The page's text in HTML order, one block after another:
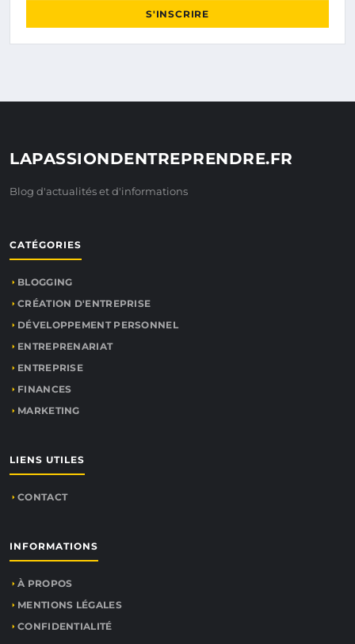
S'INSCRIRE
LAPASSIONDENTREPRENDRE.FR
Blog d'actualités et d'informations
CATÉGORIES
BLOGGING
CRÉATION D'ENTREPRISE
DÉVELOPPEMENT PERSONNEL
ENTREPRENARIAT
ENTREPRISE
FINANCES
MARKETING
LIENS UTILES
CONTACT
INFORMATIONS
À PROPOS
MENTIONS LÉGALES
CONFIDENTIALITÉ